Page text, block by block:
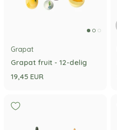
Grapat
Grapat fruit - 12-delig
19,45 EUR